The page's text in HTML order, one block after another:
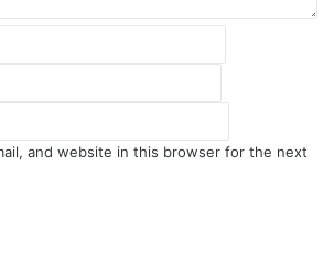
and website in this browser for the next